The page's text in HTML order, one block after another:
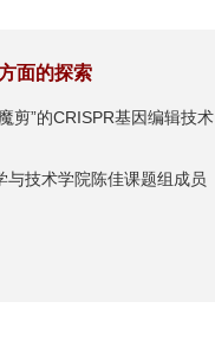
面的探索
剪”的CRISPR基因编辑
与技术学院陈佳课题组成员